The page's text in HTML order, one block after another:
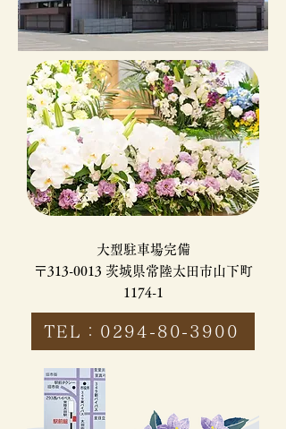
大型駐車場完備
〒313-0013 茨城県常陸太田市山下町
1174-1
TEL：0294-80-3900